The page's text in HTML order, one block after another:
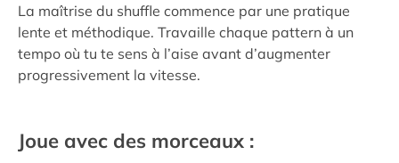
La maîtrise du shuffle commence par une pratique
lente et méthodique. Travaille chaque pattern à un
tempo où tu te sens à l’aise avant d’augmenter
progressivement la vitesse.
Joue avec des morceaux :